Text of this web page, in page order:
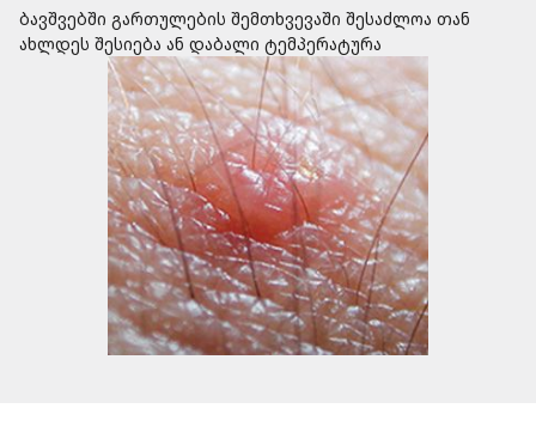
ბავშვებში გართულების შემთხვევაში შესაძლოა თან
ახლდეს შესიება ან დაბალი ტემპერატურა